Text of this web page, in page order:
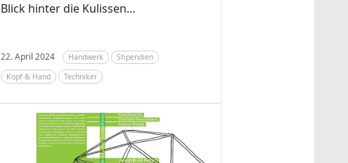
Blick hinter die Kulissen…
22. April 2024 Handwerk
Stipendien
Kopf & Hand
Techniker